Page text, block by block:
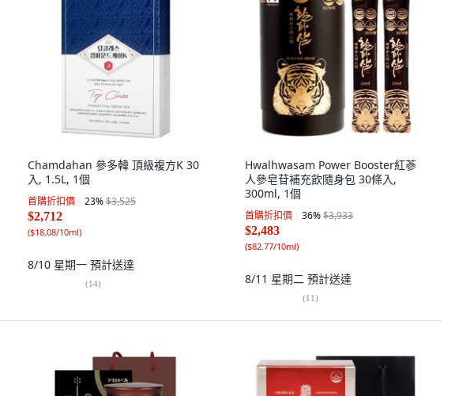
Chamdahan 參多韓 頂級複方K 30
入, 1.5L, 1個
首購折扣價 23%$3,525
$2,712
($18.08/10ml)
8/10 星期一 預計送達
(14)
Hwalhwasam Power Booster紅蔘
人參皂苷補充飲隨身包 30條入,
300ml, 1個
首購折扣價 36%$3,933
$2,483
($82.77/10ml)
8/11 星期二 預計送達
(11)